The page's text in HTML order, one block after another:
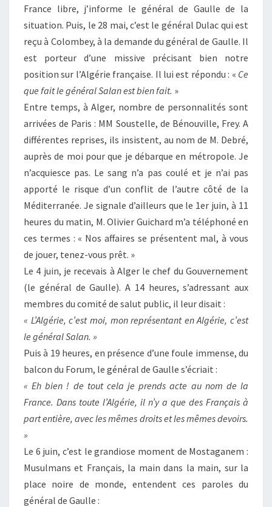
France libre, j’informe le général de Gaulle de la
situation. Puis, le 28 mai, c’est le général Dulac qui est
reçu à Colombey, à la demande du général de Gaulle. Il
est porteur d’une missive précisant bien notre
position sur l’Algérie française. Il lui est répondu : « Ce
que fait le général Salan est bien fait. »
Entre temps, à Alger, nombre de personnalités sont
arrivées de Paris : MM Soustelle, de Bénouville, Frey. A
différentes reprises, ils insistent, au nom de M. Debré,
auprès de moi pour que je débarque en métropole. Je
n’acquiesce pas. Le sang n’a pas coulé et je n’ai pas
apporté le risque d’un conflit de l’autre côté de la
Méditerranée. Je signale d’ailleurs que le 1er juin, à 11
heures du matin, M. Olivier Guichard m’a téléphoné en
ces termes : « Nos affaires se présentent mal, à vous
de jouer, tenez-vous prêt. »
Le 4 juin, je recevais à Alger le chef du Gouvernement
(le général de Gaulle). A 14 heures, s’adressant aux
membres du comité de salut public, il leur disait :
« L’Algérie, c’est moi, mon représentant en Algérie, c’est
le général Salan. »
Puis à 19 heures, en présence d’une foule immense, du
balcon du Forum, le général de Gaulle s’écriait :
« Eh bien ! de tout cela je prends acte au nom de la
France. Dans toute l’Algérie, il n’y a que des Français à
part entière, avec les mêmes droits et les mêmes devoirs.
»
Le 6 juin, c’est le grandiose moment de Mostaganem :
Musulmans et Français, la main dans la main, sur la
place noire de monde, entendent ces paroles du
général de Gaulle :